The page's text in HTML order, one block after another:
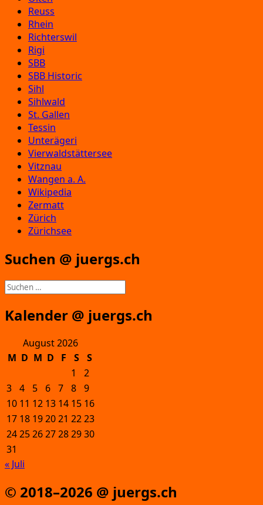
Reuss
Rhein
Richterswil
Rigi
SBB
SBB Historic
Sihl
Sihlwald
St. Gallen
Tessin
Unterägeri
Vierwaldstättersee
Vitznau
Wangen a. A.
Wikipedia
Zermatt
Zürich
Zürichsee
Suchen @ juergs.ch
Suchen
nach:
Kalender @ juergs.ch
August 2026
M D M D F S
S
1
2
3 4 5 6 7 8 9
10 11 12 13 14 15 16
17 18 192021 2223
24252627282930
31
« Juli
© 2018–2026 @ juergs.ch